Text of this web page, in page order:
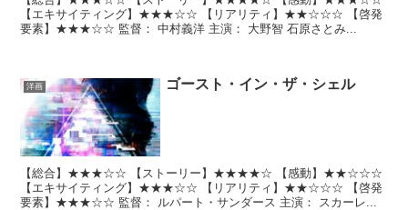
【エキサイティング】★★★☆☆ 【リアリティ】★★☆☆☆ 【啓発
要素】★★★☆☆ 監督： 中村義洋 主演： 大野智 石原さとみ...
洋画 ゴースト・イン・ザ・シェル
【総合】★★★☆☆ 【ストーリー】★★★★☆ 【感動】★★☆☆☆
【エキサイティング】★★★☆☆ 【リアリティ】★★☆☆☆ 【啓発
要素】★★★☆☆ 監督： ルパート・サンダース 主演： スカーレ...